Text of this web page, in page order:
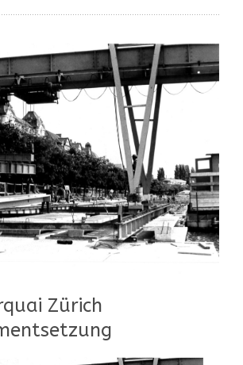
Zürich